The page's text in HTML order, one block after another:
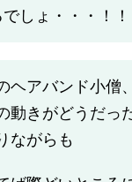
しょ・・・！！
ヘアバンド小僧
動きがどうだっ
ながらも